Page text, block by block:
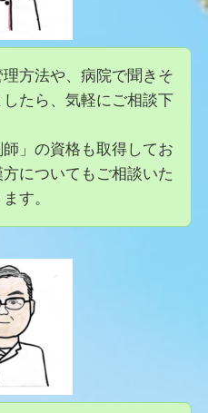
方法や、病院で聞きそ
たら、気軽にご相談下
師」の資格も取得してお
についてもご相談いた
す。